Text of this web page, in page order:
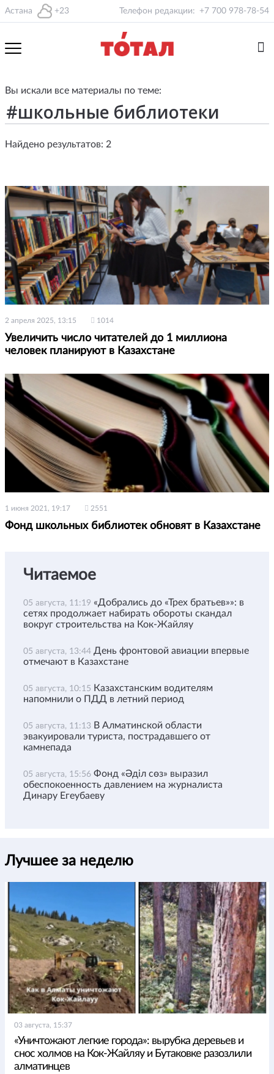
Астана +23 Телефон редакции: +7 700 978-78-54
Вы искали все материалы по теме:
Найдено результатов: 2
2 апреля 2025, 13:15 1014
Увеличить число читателей до 1 миллиона
человек планируют в Казахстане
1 июня 2021, 19:17 2551
Фонд школьных библиотек обновят в Казахстане
Читаемое
05 августа, 11:19 «Добрались до «Трех братьев»»: в
сетях продолжает набирать обороты скандал
вокруг строительства на Кок-Жайляу
05 августа, 13:44 День фронтовой авиации впервые
отмечают в Казахстане
05 августа, 10:15 Казахстанским водителям
напомнили о ПДД в летний период
05 августа, 11:13 В Алматинской области
эвакуировали туриста, пострадавшего от
камнепада
05 августа, 15:56 Фонд «Әділ сөз» выразил
обеспокоенность давлением на журналиста
Динару Егеубаеву
Лучшее за неделю
03 августа, 15:37
«Уничтожают легкие города»: вырубка деревьев и
снос холмов на Кок-Жайляу и Бутаковке разозлили
алматинцев